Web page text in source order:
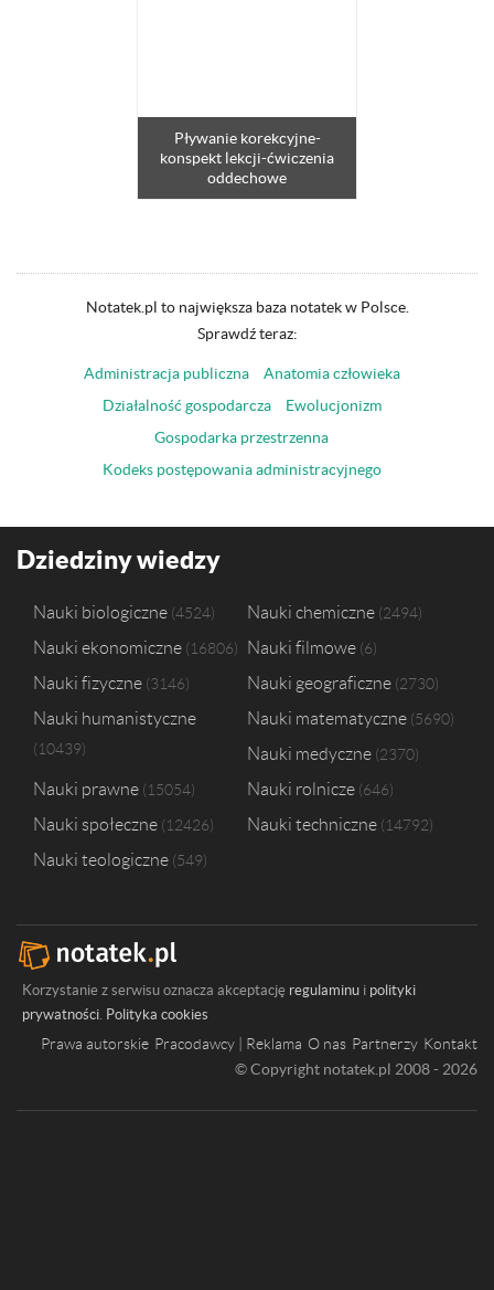
Pływanie korekcyjne-
konspekt lekcji-ćwiczenia
oddechowe
Notatek.pl to największa baza notatek w Polsce.
Sprawdź teraz:
Administracja publiczna
Anatomia człowieka
Działalność gospodarcza
Ewolucjonizm
Gospodarka przestrzenna
Kodeks postępowania administracyjnego
Dziedziny wiedzy
Nauki biologiczne 4524 Nauki chemiczne 2494
Nauki ekonomiczne 16806 Nauki filmowe 6
Nauki fizyczne 3146 Nauki geograficzne 2730
Nauki humanistyczne
10439
Nauki matematyczne 5690
Nauki medyczne 2370
Nauki prawne 15054 Nauki rolnicze 646
Nauki społeczne 12426 Nauki techniczne 14792
Nauki teologiczne 549
Korzystanie z serwisu oznacza akceptację regulaminu i polityki
prywatności. Polityka cookies
Prawa autorskie Pracodawcy | Reklama O nas Partnerzy Kontakt
© Copyright notatek.pl 2008 - 2026